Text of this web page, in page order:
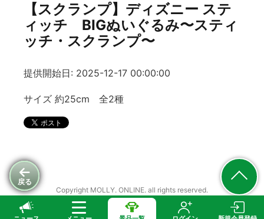
戻る
【スクランプ】ディズニー ステ
ィッチ BIGぬいぐるみ〜スティ
ッチ・スクランプ〜
提供開始日: 2025-12-17 00:00:00
サイズ 約25cm 全2種
Copyright MOLLY. ONLINE. all rights reserved.